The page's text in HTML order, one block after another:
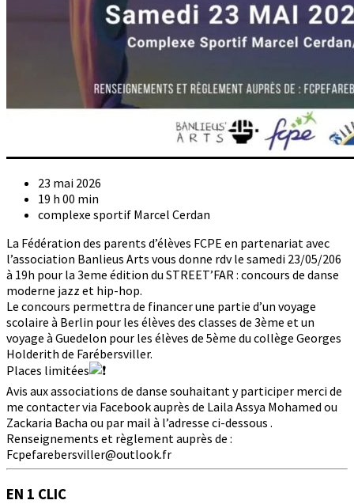
23 mai 2026
19 h 00 min
complexe sportif Marcel Cerdan
La Fédération des parents d’élèves FCPE en partenariat avec
l’association Banlieus Arts vous donne rdv le samedi 23/05/206
à 19h pour la 3eme édition du STREET’FAR : concours de danse
moderne jazz et hip-hop.
Le concours permettra de financer une partie d’un voyage
scolaire à Berlin pour les élèves des classes de 3ème et un
voyage à Guedelon pour les élèves de 5ème du collège Georges
Holderith de Farébersviller.
Places limitées
Avis aux associations de danse souhaitant y participer merci de
me contacter via Facebook auprès de Laila Assya Mohamed ou
Zackaria Bacha ou par mail à l’adresse ci-dessous .
Renseignements et règlement auprès de :
Fcpefarebersviller@outlook.fr
EN 1 CLIC